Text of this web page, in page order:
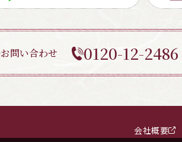
お問い合わせ 0120-12-2486
会社概要